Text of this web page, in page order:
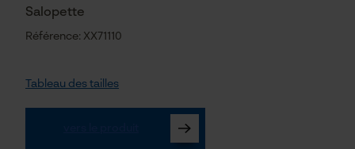
Salopette
Référence: XX71110
Tableau des tailles